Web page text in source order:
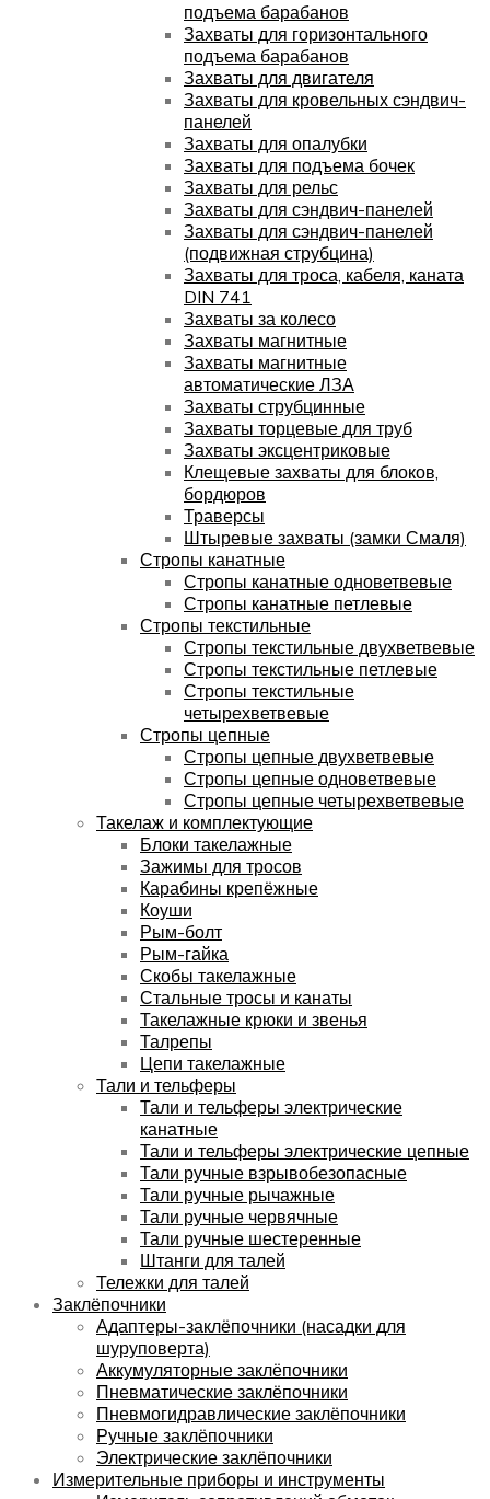
подъема барабанов
Захваты для горизонтального
подъема барабанов
Захваты для двигателя
Захваты для кровельных сэндвич-
панелей
Захваты для опалубки
Захваты для подъема бочек
Захваты для рельс
Захваты для сэндвич-панелей
Захваты для сэндвич-панелей
(подвижная струбцина)
Захваты для троса, кабеля, каната
DIN 741
Захваты за колесо
Захваты магнитные
Захваты магнитные
автоматические ЛЗА
Захваты струбцинные
Захваты торцевые для труб
Захваты эксцентриковые
Клещевые захваты для блоков,
бордюров
Траверсы
Штыревые захваты (замки Смаля)
Стропы канатные
Стропы канатные одноветвевые
Стропы канатные петлевые
Стропы текстильные
Стропы текстильные двухветвевые
Стропы текстильные петлевые
Стропы текстильные
четырехветвевые
Стропы цепные
Стропы цепные двухветвевые
Стропы цепные одноветвевые
Стропы цепные четырехветвевые
Такелаж и комплектующие
Блоки такелажные
Зажимы для тросов
Карабины крепёжные
Коуши
Рым-болт
Рым-гайка
Скобы такелажные
Стальные тросы и канаты
Такелажные крюки и звенья
Талрепы
Цепи такелажные
Тали и тельферы
Тали и тельферы электрические
канатные
Тали и тельферы электрические цепные
Тали ручные взрывобезопасные
Тали ручные рычажные
Тали ручные червячные
Тали ручные шестеренные
Штанги для талей
Тележки для талей
Заклёпочники
Адаптеры-заклёпочники (насадки для
шуруповерта)
Аккумуляторные заклёпочники
Пневматические заклёпочники
Пневмогидравлические заклёпочники
Ручные заклёпочники
Электрические заклёпочники
Измерительные приборы и инструменты